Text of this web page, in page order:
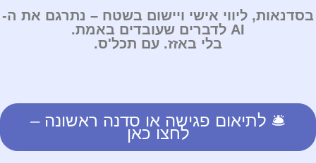
בסדנאות, ליווי אישי ויישום בשטח – נתרגם את ה-
AI לדברים שעובדים באמת.
בלי באזז. עם תכל'ס.
🛎️ לתיאום פגישה או סדנה ראשונה –
לחצו כאן